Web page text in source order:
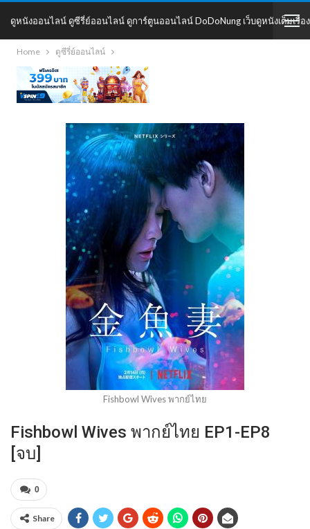
ดูหนังออนไลน์ ดูซีรี่ย์ออนไลน์ ดูการ์ตูนออนไลน์ DoDoNung เว็บดูหนังเต็มเรื่อง
DoDoNung
Home ดูซีรี่ย์ออนไลน์
Fishbowl Wives พากย์ไทย
Fishbowl Wives พากย์ไทย EP1-EP8
[จบ]
0
Share